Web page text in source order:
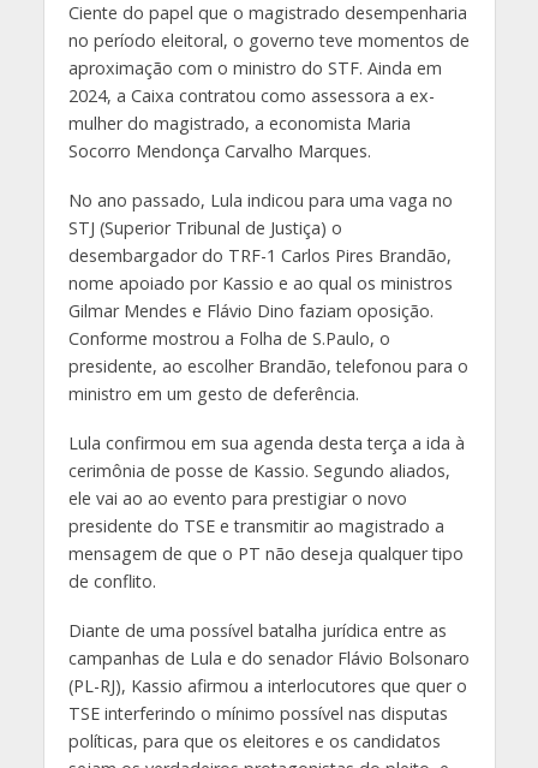
Ciente do papel que o magistrado desempenharia
no período eleitoral, o governo teve momentos de
aproximação com o ministro do STF. Ainda em
2024, a Caixa contratou como assessora a ex-
mulher do magistrado, a economista Maria
Socorro Mendonça Carvalho Marques.
No ano passado, Lula indicou para uma vaga no
STJ (Superior Tribunal de Justiça) o
desembargador do TRF-1 Carlos Pires Brandão,
nome apoiado por Kassio e ao qual os ministros
Gilmar Mendes e Flávio Dino faziam oposição.
Conforme mostrou a Folha de S.Paulo, o
presidente, ao escolher Brandão, telefonou para o
ministro em um gesto de deferência.
Lula confirmou em sua agenda desta terça a ida à
cerimônia de posse de Kassio. Segundo aliados,
ele vai ao ao evento para prestigiar o novo
presidente do TSE e transmitir ao magistrado a
mensagem de que o PT não deseja qualquer tipo
de conflito.
Diante de uma possível batalha jurídica entre as
campanhas de Lula e do senador Flávio Bolsonaro
(PL-RJ), Kassio afirmou a interlocutores que quer o
TSE interferindo o mínimo possível nas disputas
políticas, para que os eleitores e os candidatos